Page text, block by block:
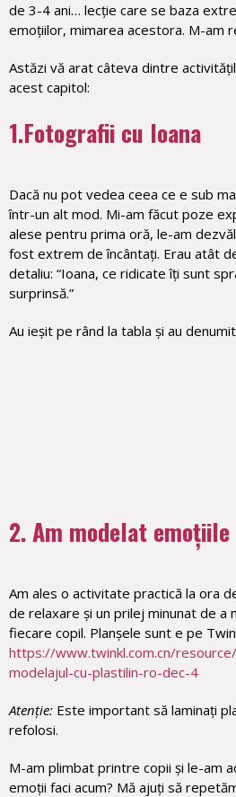
de 3-4 ani… lecție care se baza
emoțiilor, mimarea acestora. M-am
Astăzi vă arat câteva dintre
acest capitol:
1.Fotografii cu Ioana
Dacă nu pot vedea ceea ce e sub
într-un alt mod. Mi-am făcut poze
alese pentru prima oră, le-am
fost extrem de încântați. Erau atât
detaliu: “Ioana, ce ridicate îți sunt
surprinsă.”
Au ieșit pe rând la tabla și au
2. Am modelat
Am ales o activitate practică la ora
de relaxare și un prilej minunat de a
fiecare copil. Planșele sunt e pe
https://www.twinkl.com.cn/
modelajul-cu-plastilin-ro-dec-4
Atenție: Este important să laminați
refolosi.
M-am plimbat printre copii și le-am
emoții faci acum? Mă ajuți să